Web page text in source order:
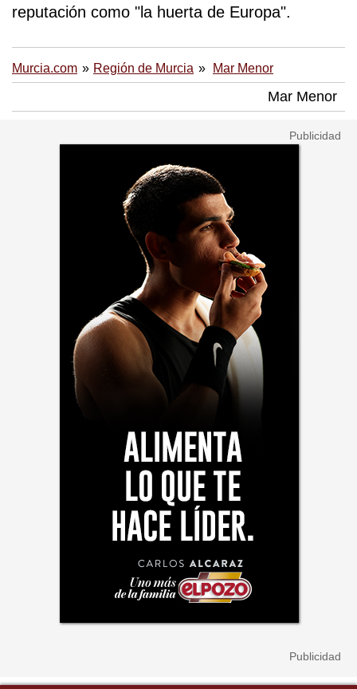
reputación como "la huerta de Europa".
Murcia.com Región de Murcia Mar Menor
Mar Menor